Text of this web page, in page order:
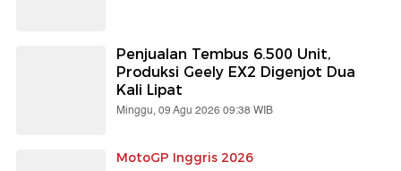
Penjualan Tembus 6.500 Unit,
Produksi Geely EX2 Digenjot Dua
Kali Lipat
Minggu, 09 Agu 2026 09:38 WIB
MotoGP Inggris 2026